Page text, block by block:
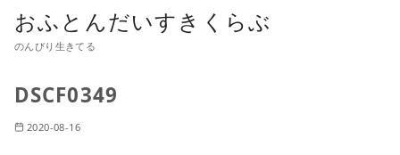
おふとんだいすきくらぶ
のんびり生きてる
DSCF0349
2020-08-16